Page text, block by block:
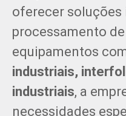
oferecer soluções
processamento
equipamentos
industriais,
industriais, a
necessidades